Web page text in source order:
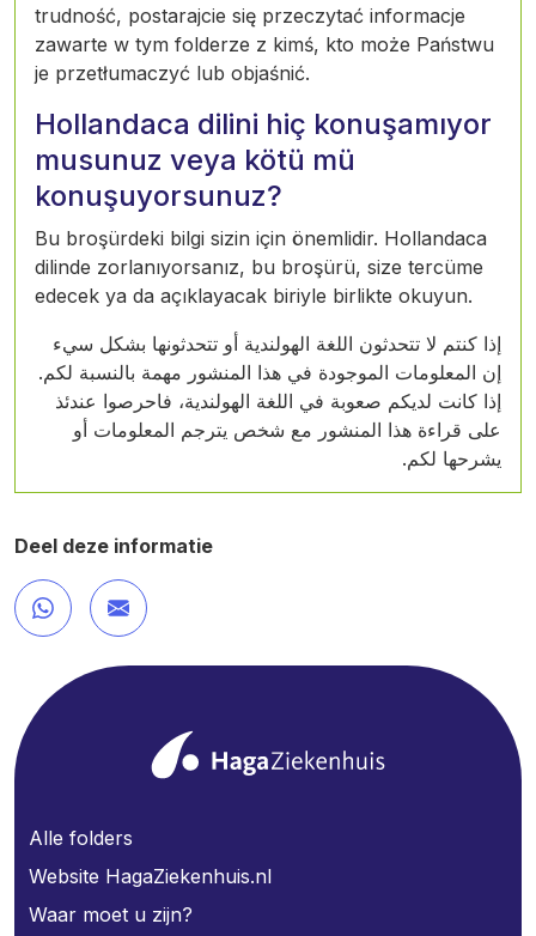
trudność, postarajcie się przeczytać informacje
zawarte w tym folderze z kimś, kto może Państwu
je przetłumaczyć lub objaśnić.
Hollandaca dilini hiç konuşamıyor
musunuz veya kötü mü
konuşuyorsunuz?
Bu broşürdeki bilgi sizin için önemlidir. Hollandaca
dilinde zorlanıyorsanız, bu broşürü, size tercüme
edecek ya da açıklayacak biriyle birlikte okuyun.
إذا كنتم لا تتحدثون اللغة الهولندية أو تتحدثونها بشكل سيء
إن المعلومات الموجودة في هذا المنشور مهمة بالنسبة لكم.
إذا كانت لديكم صعوبة في اللغة الهولندية، فاحرصوا عندئذ
على قراءة هذا المنشور مع شخص يترجم المعلومات أو
يشرحها لكم.
Deel deze informatie
Alle folders
Website HagaZiekenhuis.nl
Waar moet u zijn?